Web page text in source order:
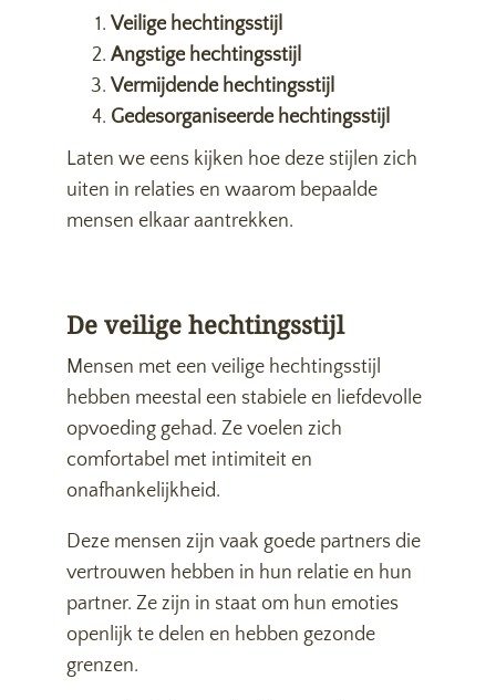
Veilige hechtingsstijl
Angstige hechtingsstijl
Vermijdende hechtingsstijl
Gedesorganiseerde hechtingsstijl
Laten we eens kijken hoe deze stijlen zich
uiten in relaties en waarom bepaalde
mensen elkaar aantrekken.
De veilige hechtingsstijl
Mensen met een veilige hechtingsstijl
hebben meestal een stabiele en liefdevolle
opvoeding gehad. Ze voelen zich
comfortabel met intimiteit en
onafhankelijkheid.
Deze mensen zijn vaak goede partners die
vertrouwen hebben in hun relatie en hun
partner. Ze zijn in staat om hun emoties
openlijk te delen en hebben gezonde
grenzen.